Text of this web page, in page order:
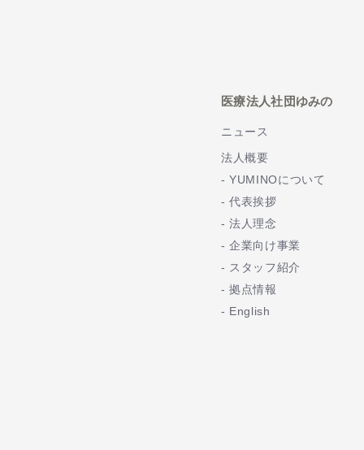
医療法人社団ゆみの
ニュース
法人概要
YUMINOについて
代表挨拶
法人理念
企業向け事業
スタッフ紹介
拠点情報
English